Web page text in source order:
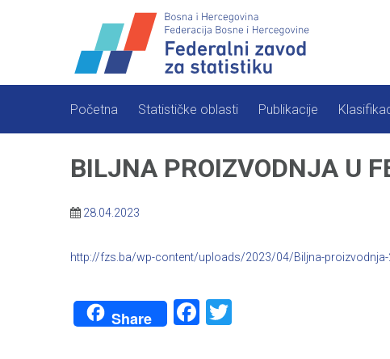
Početna Statističke oblasti Publikacije
BILJNA PROIZVODNJA U
28.04.2023
http://fzs.ba/wp-content/uploads/2023/04/Biljna-
Share Facebook